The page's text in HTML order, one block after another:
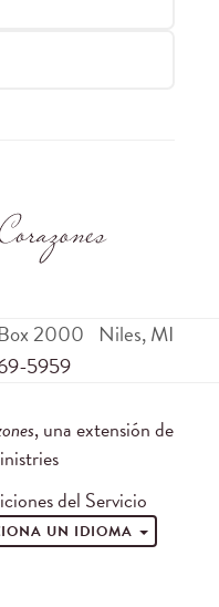
2000 Niles,MI
5959
, una extensión de
del Servicio
UN IDIOMA